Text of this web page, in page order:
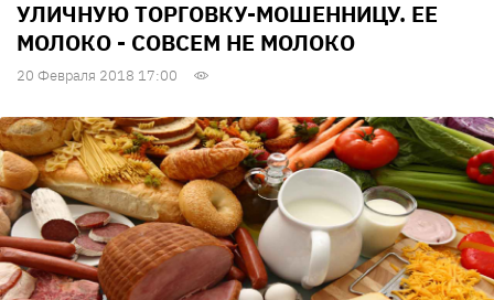
УЛИЧНУЮ ТОРГОВКУ-МОШЕННИЦУ. ЕЕ
МОЛОКО - СОВСЕМ НЕ МОЛОКО
20 Февраля 2018 17:00